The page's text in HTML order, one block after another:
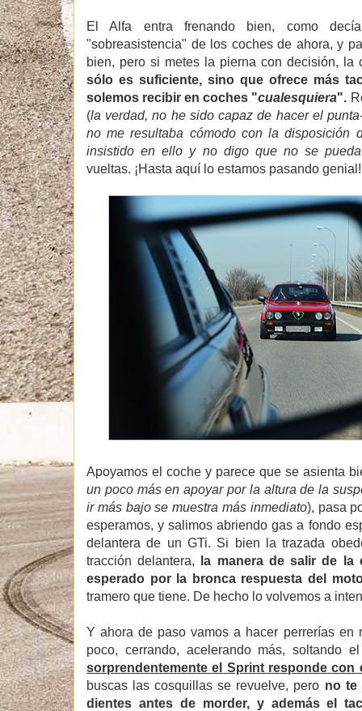
El Alfa entra frenando bien, como
"sobreasistencia" de los coches de ahora, y
bien, pero si metes la pierna con decisión, la
sólo es suficiente, sino que ofrece más
solemos recibir en coches "cualesquiera".
(la verdad, no he sido capaz de hacer el
no me resultaba cómodo con la disposición
insistido en ello y no digo que no se
vueltas. ¡Hasta aquí lo estamos pasando genial!
Apoyamos el coche y parece que se asienta
un poco más en apoyar por la altura de la
ir más bajo se muestra más inmediato), pasa
esperamos, y salimos abriendo gas a fondo
delantera de un GTi. Si bien la trazada
tracción delantera, la manera de salir de
esperado por la bronca respuesta del
tramero que tiene. De hecho lo volvemos a
Y ahora de paso vamos a hacer perrerías en
poco, cerrando, acelerando más, soltando
sorprendentemente el Sprint responde con
buscas las cosquillas se revuelve, pero no te
dientes antes de morder, y además el